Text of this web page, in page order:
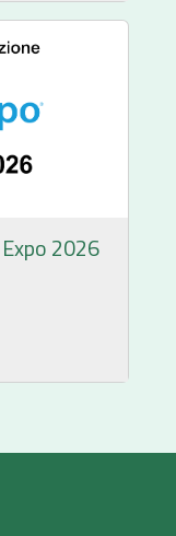
2026